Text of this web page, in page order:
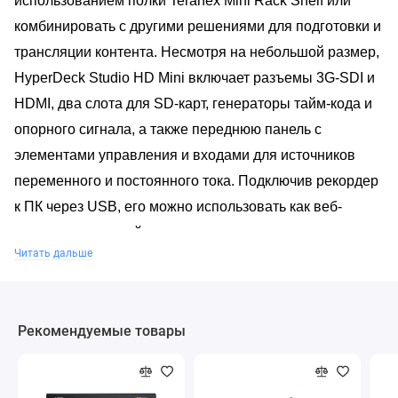
комбинировать с другими решениями для подготовки и
трансляции контента. Несмотря на небольшой размер,
HyperDeck Studio HD Mini включает разъемы 3G-SDI и
HDMI, два слота для SD-карт, генераторы тайм-кода и
опорного сигнала, а также переднюю панель с
элементами управления и входами для источников
переменного и постоянного тока. Подключив рекордер
к ПК через USB, его можно использовать как веб-
камеру для прямой передачи видео в стриминговые
приложения.
Читать дальше
Рекомендуемые товары